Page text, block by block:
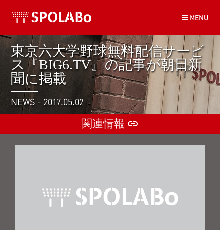
ン
MENU
東京六大学野球無料配信サービ
ス『BIG6.TV』の記事が朝日新
聞に掲載
NEWS - 2017.05.02
関連情報 insert_link